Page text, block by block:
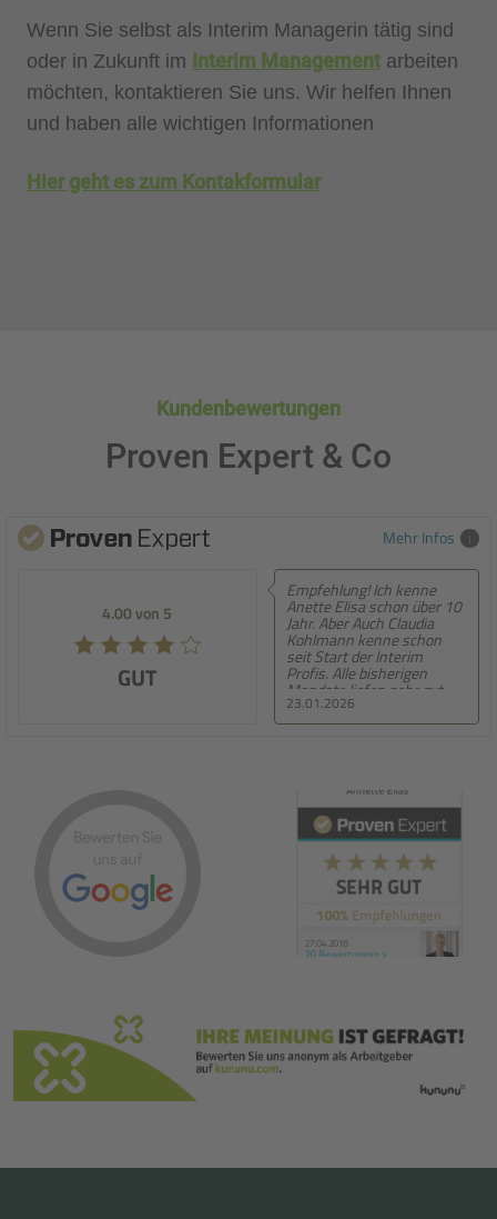
Wenn Sie selbst als Interim Managerin tätig sind
oder in Zukunft im Interim Management arbeiten
möchten, kontaktieren Sie uns. Wir helfen Ihnen
und haben alle wichtigen Informationen
Hier geht es zum Kontakformular
Kundenbewertungen
Proven Expert & Co
Mehr Infos
5.00 von 5
SEHR GUT
Empfehlung! Ich kenne
Anette Elisa schon über 10
Jahr. Aber Auch Claudia
Kohlmann kenne schon
seit Start der Interim
Profis. Alle bisherigen
Mandate liefen sehr gut
und es war einfach Top. Die
Betreuung zum Mandat
Zusammenarbeit mit
Anette Elias und Ihrem
super Team empfehlen.
Empfehlung!
persönliche
entwickeln sich
weiter